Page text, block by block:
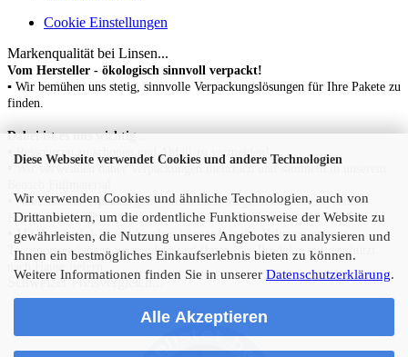
Diese Webseite verwendet Cookies und andere Technologien
Wir verwenden Cookies und ähnliche Technologien, auch von
Drittanbietern, um die ordentliche Funktionsweise der Website zu
gewährleisten, die Nutzung unseres Angebotes zu analysieren und
Ihnen ein bestmögliches Einkaufserlebnis bieten zu können.
Weitere Informationen finden Sie in unserer Datenschutzerklärung.
Alle Akzeptieren
Cookie Einstellungen
Markenqualität bei Linsen...
Vom Hersteller - ökologisch sinnvoll verpackt!
▪ Wir bemühen uns stetig, sinnvolle Verpackungslösungen für Ihre Pakete zu
finden.
Dabei ist es uns wichtig...
Ressourcen zu schonen und Abfall zu vermeiden!
Wir verwenden daher Verpackungen mehrfach und sammeln in unserem
Neue Kartonverpackungen werden nach Möglichkeit aus recyceltem
Karton hergestellt.
Mit den Arofol-Versandtaschen können wir das Volumen unserer
Transportsendungen vermindern und Ihnen Ihre Produkte gut geschützt
Schweizer Preisvergleich...